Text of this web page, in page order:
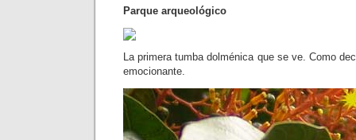
Parque arqueológico
La primera tumba dolménica que se ve. Como
emocionante.